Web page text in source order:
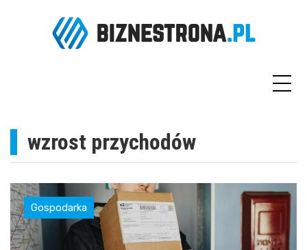
wzrost przychodów
Gospodarka